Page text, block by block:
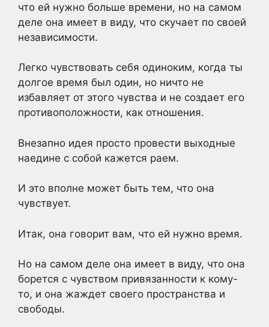
что ей нужно больше времени, но на самом
деле она имеет в виду, что скучает по своей
независимости.
Легко чувствовать себя одиноким, когда ты
долгое время был один, но ничто не
избавляет от этого чувства и не создает его
противоположности, как отношения.
Внезапно идея просто провести выходные
наедине с собой кажется раем.
И это вполне может быть тем, что она
чувствует.
Итак, она говорит вам, что ей нужно время.
Но на самом деле она имеет в виду, что она
борется с чувством привязанности к кому-
то, и она жаждет своего пространства и
свободы.